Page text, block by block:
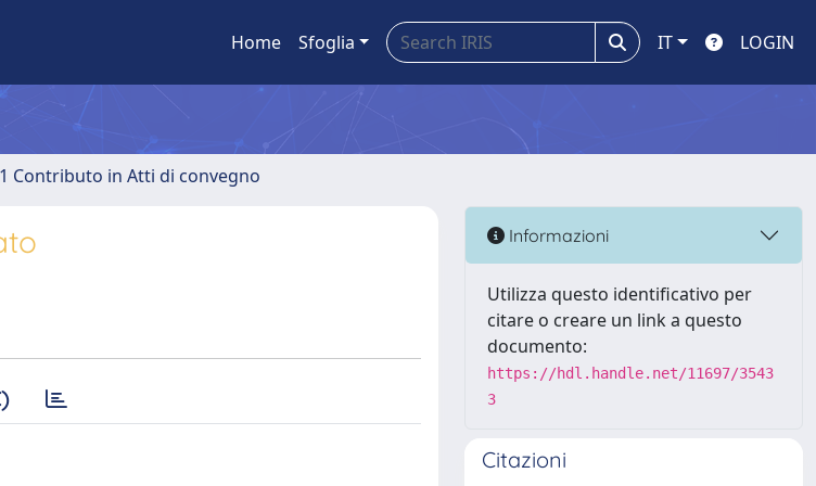
Home Sfoglia IT LOGIN
Contributo in Atti di convegno
Informazioni
Utilizza questo identificativo per
citare o creare un link a questo
documento:
https://hdl.handle.net/11697/3543
3
Citazioni